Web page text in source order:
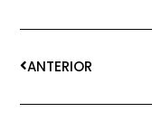
ANTERIOR